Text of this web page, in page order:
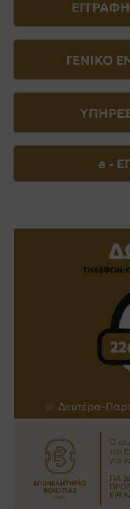
ΕΓΓΡΑΦΗ
ΓΕΝΙΚΟ
e -